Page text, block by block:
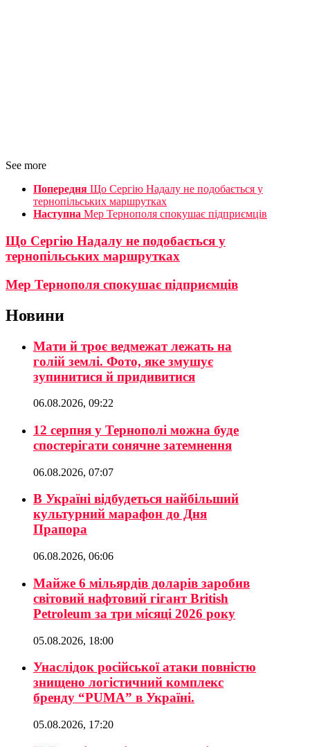
See more
Попередня Що Сергію Надалу не подобається у
тернопільських маршрутках
Наступна Мер Тернополя спокушає підприємців
Що Сергію Надалу не подобається у
тернопільських маршрутках
Мер Тернополя спокушає підприємців
Новини
Мати й троє ведмежат лежать на
голій землі. Фото, яке змушує
зупинитися й придивитися
06.08.2026, 09:22
12 серпня у Тернополі можна буде
спостерігати сонячне затемнення
06.08.2026, 07:07
В Україні відбудеться найбільший
культурний марафон до Дня
Прапора
06.08.2026, 06:06
Майже 6 мільярдів доларів заробив
світовий нафтовий гігант British
Petroleum за три місяці 2026 року
05.08.2026, 18:00
Унаслідок російської атаки повністю
знищено логістичний комплекс
бренду “PUMA” в Україні.
05.08.2026, 17:20